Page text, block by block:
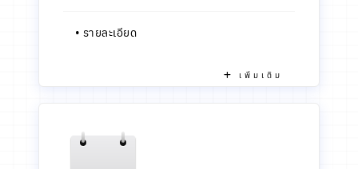
• รายละเอียด
เพิ่มเติม